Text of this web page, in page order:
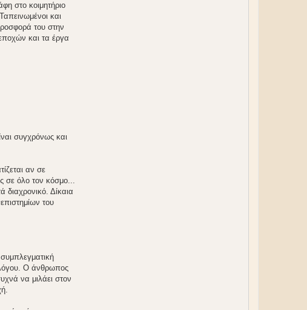
στο κοιμητήριο
και
του στην
και τα έργα
συγχρόνως και
αν σε
σε όλο τον κόσμο...
Δίκαια
του
Ο άνθρωπος
να μιλάει στον